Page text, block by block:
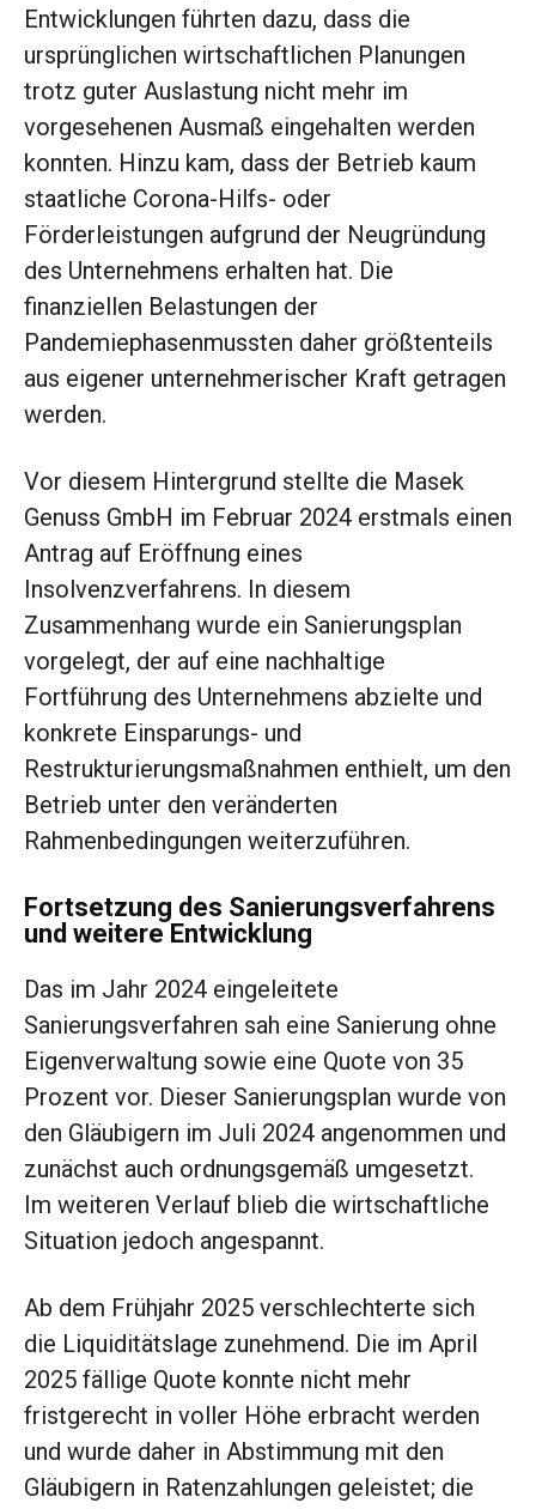
Entwicklungen führten dazu, dass die
ursprünglichen wirtschaftlichen Planungen
trotz guter Auslastung nicht mehr im
vorgesehenen Ausmaß eingehalten werden
konnten. Hinzu kam, dass der Betrieb kaum
staatliche Corona-Hilfs- oder
Förderleistungen aufgrund der Neugründung
des Unternehmens erhalten hat. Die
finanziellen Belastungen der
Pandemiephasenmussten daher größtenteils
aus eigener unternehmerischer Kraft getragen
werden.
Vor diesem Hintergrund stellte die Masek
Genuss GmbH im Februar 2024 erstmals einen
Antrag auf Eröffnung eines
Insolvenzverfahrens. In diesem
Zusammenhang wurde ein Sanierungsplan
vorgelegt, der auf eine nachhaltige
Fortführung des Unternehmens abzielte und
konkrete Einsparungs- und
Restrukturierungsmaßnahmen enthielt, um den
Betrieb unter den veränderten
Rahmenbedingungen weiterzuführen.
Fortsetzung des Sanierungsverfahrens
und weitere Entwicklung
Das im Jahr 2024 eingeleitete
Sanierungsverfahren sah eine Sanierung ohne
Eigenverwaltung sowie eine Quote von 35
Prozent vor. Dieser Sanierungsplan wurde von
den Gläubigern im Juli 2024 angenommen und
zunächst auch ordnungsgemäß umgesetzt.
Im weiteren Verlauf blieb die wirtschaftliche
Situation jedoch angespannt.
Ab dem Frühjahr 2025 verschlechterte sich
die Liquiditätslage zunehmend. Die im April
2025 fällige Quote konnte nicht mehr
fristgerecht in voller Höhe erbracht werden
und wurde daher in Abstimmung mit den
Gläubigern in Ratenzahlungen geleistet; die